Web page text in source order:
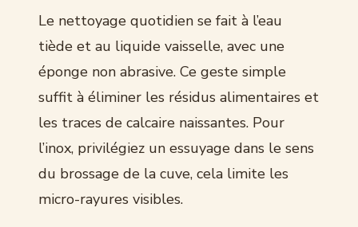
Le nettoyage quotidien se fait à l’eau
tiède et au liquide vaisselle, avec une
éponge non abrasive. Ce geste simple
suffit à éliminer les résidus alimentaires et
les traces de calcaire naissantes. Pour
l’inox, privilégiez un essuyage dans le sens
du brossage de la cuve, cela limite les
micro-rayures visibles.